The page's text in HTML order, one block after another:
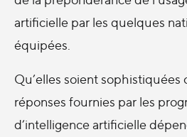
artificielle par les quelques
équipées.
Qu’elles soient sophistiquées
réponses fournies par les
d’intelligence artificielle